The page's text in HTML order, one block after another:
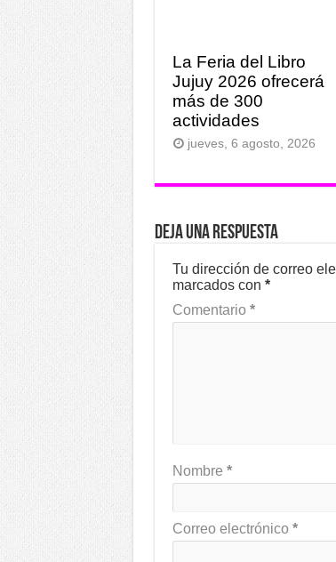
La Feria del Libro
Jujuy 2026 ofrecerá
más de 300
actividades
jueves, 6 agosto, 2026
Deja una respuesta
Tu dirección de correo
marcados con *
Comentario *
Nombre *
Correo electrónico *